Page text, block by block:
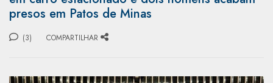
presos em Patos de Minas
(3) COMPARTILHAR